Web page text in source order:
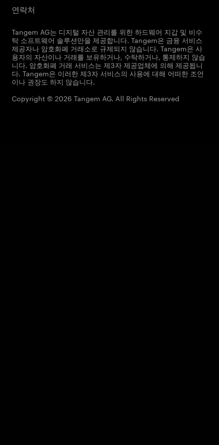
연락처
Tangem AG는 디지털 자산 관리를 위한 하드웨어 지갑 및 비수
탁 소프트웨어 솔루션만을 제공합니다. Tangem은 금융 서비스
제공자나 암호화폐 거래소로 규제되지 않습니다. Tangem은 사
용자의 자산이나 거래를 보유하거나, 수탁하거나, 통제하지 않습
니다. 암호화폐 거래 서비스는 제3자 제공업체에 의해 제공됩니
다. Tangem은 이러한 제3자 서비스의 사용에 대해 어떠한 조언
이나 권장도 하지 않습니다.